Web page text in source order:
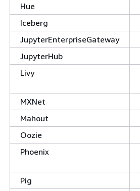
Hue
Iceberg
JupyterEnterpriseGateway
JupyterHub
Livy
MXNet
Mahout
Oozie
Phoenix
Pig